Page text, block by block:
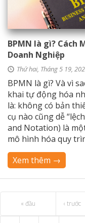
BPMN là gì? Cách
Doanh Nghiệp
Thứ hai, Tháng 5 19,
BPMN là gì? Và vì
khai tự động hóa
là: không có bản
cụ nào cũng dễ
and Notation) là
mô hình hóa quy
Xem thêm →
« đầu ‹ trước